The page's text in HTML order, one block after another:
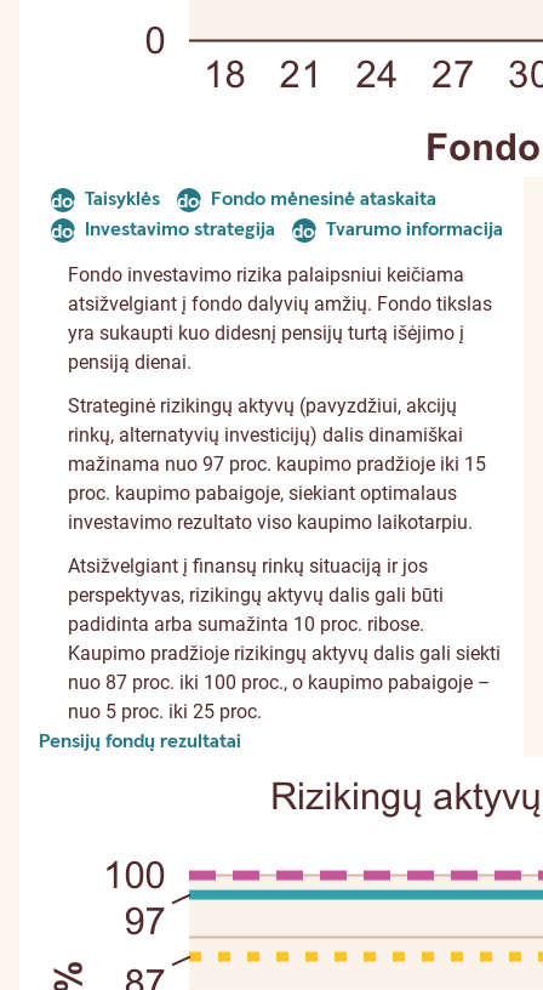
document
Taisyklės document
Fondo mėnesinė ataskaita
document
Investavimo strategija document
Tvarumo informacija
Fondo investavimo rizika palaipsniui keičiama
atsižvelgiant į fondo dalyvių amžių. Fondo tikslas
yra sukaupti kuo didesnį pensijų turtą išėjimo į
pensiją dienai.
Strateginė rizikingų aktyvų (pavyzdžiui, akcijų
rinkų, alternatyvių investicijų) dalis dinamiškai
mažinama nuo 97 proc. kaupimo pradžioje iki 15
proc. kaupimo pabaigoje, siekiant optimalaus
investavimo rezultato viso kaupimo laikotarpiu.
Atsižvelgiant į finansų rinkų situaciją ir jos
perspektyvas, rizikingų aktyvų dalis gali būti
padidinta arba sumažinta 10 proc. ribose.
Kaupimo pradžioje rizikingų aktyvų dalis gali siekti
nuo 87 proc. iki 100 proc., o kaupimo pabaigoje –
nuo 5 proc. iki 25 proc.
Pensijų fondų rezultatai